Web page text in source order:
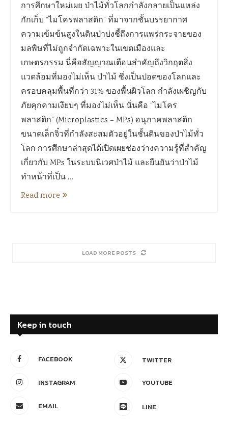
การศึกษาใหม่เผย ป่าไม้ทั่วโลกกำลังกลายเป็นแหล่ง
กักเก็บ “ไมโครพลาสติก” ที่มาจากชั้นบรรยากาศ
ความเข้มข้นสูงในดินป่าบ่งชี้ถึงการแพร่กระจายของ
มลพิษที่ไม่ถูกจำกัดเฉพาะในเขตเมืองและ
เกษตรกรรม นี่คือสัญญาณเตือนสำคัญถึงวิกฤตสิ่ง
แวดล้อมที่มองไม่เห็น ป่าไม้ ซึ่งเป็นปอดของโลกและ
ครอบคลุมพื้นที่กว่า 31% ของพื้นผิวโลก กำลังเผชิญกับ
ภัยคุกคามเงียบๆ ที่มองไม่เห็น นั่นคือ “ไมโคร
พลาสติก” (Microplastics – MPs) อนุภาคพลาสติก
ขนาดเล็กจิ๋วที่กำลังสะสมตัวอยู่ในชั้นดินของป่าไม้ทั่ว
โลก การศึกษาล่าสุดได้เปิดเผยช่องว่างความรู้ที่สำคัญ
เกี่ยวกับ MPs ในระบบนิเวศป่าไม้ และยืนยันว่าป่าไม้
ทำหน้าที่เป็น …
Read more
LOAD MORE POSTS
Keep in touch
FACEBOOK TWITTER
INSTAGRAM YOUTUBE
EMAIL LINE